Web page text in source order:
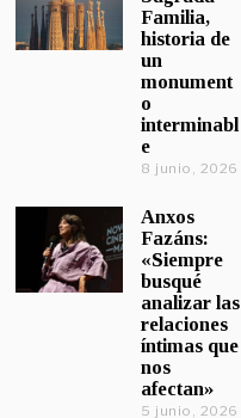
Familia,
historia de
un
monument
o
interminabl
e
8 junio, 2026
Anxos
Fazáns:
«Siempre
busqué
analizar las
relaciones
íntimas que
nos
afectan»
5 junio, 2026